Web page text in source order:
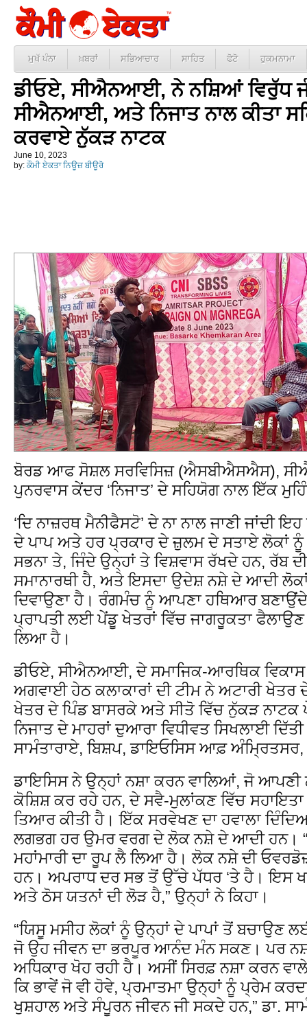
ਮੁਖੱ ਪੰਨਾ ਖ਼ਬਰਾਂ ਸਭਿਆਚਾਰ ਸਾਹਿਤ ਫੋਟੋ ਹੁਕਮਨਾਮਾ
ਡੀਓਏ, ਸੀਐਨਆਈ, ਨੇ ਨਸ਼ਿਆਂ ਵਿਰੁੱਧ
ਸੀਐਨਆਈ, ਅਤੇ ਨਿਜਾਤ ਨਾਲ ਕੀਤਾ
ਕਰਵਾਏ ਨੁੱਕੜ ਨਾਟਕ
June 10, 2023
by: ਕੌਮੀ ਏਕਤਾ ਨਿਊਜ਼ ਬੀਊਰੋ
ਬੋਰਡ ਆਫ ਸੋਸ਼ਲ ਸਰਵਿਸਿਜ਼ (ਐਸਬੀਐਸਐਸ),
ਪੁਨਰਵਾਸ ਕੇਂਦਰ ‘ਨਿਜਾਤ’ ਦੇ ਸਹਿਯੋਗ ਨਾਲ ਇੱਕ
‘ਦਿ ਨਾਜ਼ਰਥ ਮੈਨੀਫੈਸਟੋ’ ਦੇ ਨਾ ਨਾਲ ਜਾਣੀ ਜਾਂਦੀ
ਦੇ ਪਾਪ ਅਤੇ ਹਰ ਪ੍ਰਕਾਰ ਦੇ ਜ਼ੁਲਮ ਦੇ ਸਤਾਏ ਲੋਕਾਂ
ਸਭਨਾ ਤੇ, ਜਿੰਦੇ ਉਨ੍ਹਾਂ ਤੇ ਵਿਸ਼ਵਾਸ ਰੱਖਦੇ ਹਨ, ਰੱਬ
ਸਮਾਨਾਰਥੀ ਹੈ, ਅਤੇ ਇਸਦਾ ਉਦੇਸ਼ ਨਸ਼ੇ ਦੇ ਆਦੀ
ਦਿਵਾਉਣਾ ਹੈ। ਰੰਗਮੰਚ ਨੂੰ ਆਪਣਾ ਹਥਿਆਰ
ਪ੍ਰਾਪਤੀ ਲਈ ਪੇਂਡੂ ਖੇਤਰਾਂ ਵਿੱਚ ਜਾਗਰੂਕਤਾ
ਲਿਆ ਹੈ।
ਡੀਓਏ, ਸੀਐਨਆਈ, ਦੇ ਸਮਾਜਿਕ-ਆਰਥਿਕ
ਅਗਵਾਈ ਹੇਠ ਕਲਾਕਾਰਾਂ ਦੀ ਟੀਮ ਨੇ ਅਟਾਰੀ
ਖੇਤਰ ਦੇ ਪਿੰਡ ਬਾਸਰਕੇ ਅਤੇ ਸੀਤੋ ਵਿੱਚ ਨੁੱਕੜ ਨਾਟਕ
ਨਿਜਾਤ ਦੇ ਮਾਹਰਾਂ ਦੁਆਰਾ ਵਿਧੀਵਤ ਸਿਖਲਾਈ
ਸਾਮੰਤਾਰਾਏ, ਬਿਸ਼ਪ, ਡਾਇਓਸਿਸ ਆਫ਼
ਡਾਇਸਿਸ ਨੇ ਉਨ੍ਹਾਂ ਨਸ਼ਾ ਕਰਨ ਵਾਲਿਆਂ, ਜੋ
ਕੋਸ਼ਿਸ਼ ਕਰ ਰਹੇ ਹਨ, ਦੇ ਸਵੈ-ਮੁਲਾਂਕਣ ਵਿੱਚ
ਤਿਆਰ ਕੀਤੀ ਹੈ। ਇੱਕ ਸਰਵੇਖਣ ਦਾ ਹਵਾਲਾ
ਲਗਭਗ ਹਰ ਉਮਰ ਵਰਗ ਦੇ ਲੋਕ ਨਸ਼ੇ ਦੇ ਆਦੀ ਹਨ।
ਮਹਾਂਮਾਰੀ ਦਾ ਰੂਪ ਲੈ ਲਿਆ ਹੈ। ਲੋਕ ਨਸ਼ੇ ਦੀ
ਹਨ। ਅਪਰਾਧ ਦਰ ਸਭ ਤੋਂ ਉੱਚੇ ਪੱਧਰ ‘ਤੇ ਹੈ। ਇਸ
ਅਤੇ ਠੋਸ ਯਤਨਾਂ ਦੀ ਲੋੜ ਹੈ,” ਉਨ੍ਹਾਂ ਨੇ ਕਿਹਾ।
“ਯਿਸੂ ਮਸੀਹ ਲੋਕਾਂ ਨੂੰ ਉਨ੍ਹਾਂ ਦੇ ਪਾਪਾਂ ਤੋਂ
ਜੋ ਉਹ ਜੀਵਨ ਦਾ ਭਰਪੂਰ ਆਨੰਦ ਮੰਨ ਸਕਣ। ਪਰ
ਅਧਿਕਾਰ ਖੋਹ ਰਹੀ ਹੈ। ਅਸੀਂ ਸਿਰਫ਼ ਨਸ਼ਾ ਕਰਨ
ਕਿ ਭਾਵੇਂ ਜੋ ਵੀ ਹੋਵੇ, ਪ੍ਰਮਾਤਮਾ ਉਨ੍ਹਾਂ ਨੂੰ ਪ੍ਰੇਮ
ਖੁਸ਼ਹਾਲ ਅਤੇ ਸੰਪੂਰਨ ਜੀਵਨ ਜੀ ਸਕਦੇ ਹਨ,” ਡਾ.